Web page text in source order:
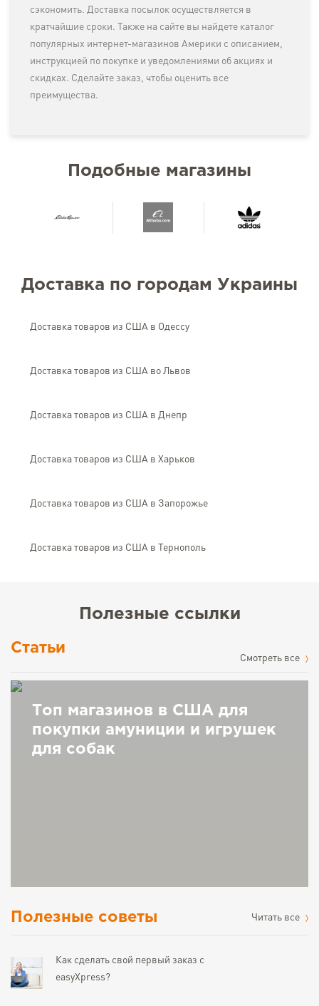
сэкономить. Доставка посылок осуществляется в
кратчайшие сроки. Также на сайте вы найдете каталог
популярных интернет-магазинов Америки с описанием,
инструкцией по покупке и уведомлениями об акциях и
скидках. Сделайте заказ, чтобы оценить все
преимущества.
Подобные магазины
Доставка по городам Украины
Доставка товаров из США в Одессу
Доставка товаров из США во Львов
Доставка товаров из США в Днепр
Доставка товаров из США в Харьков
Доставка товаров из США в Запорожье
Доставка товаров из США в Тернополь
Полезные ссылки
Статьи
Cмотреть все
Топ магазинов в США для
покупки амуниции и игрушек
для собак
Полезные советы Читать все
Как сделать свой первый заказ с
easyXpress?